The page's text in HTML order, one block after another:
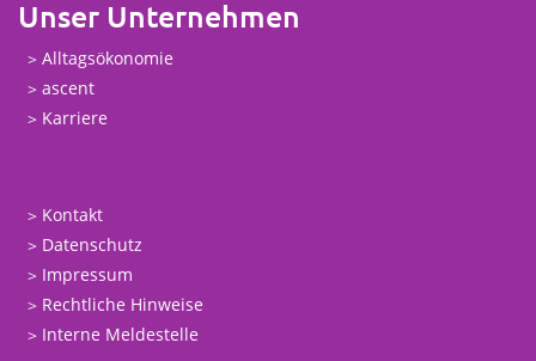
Unser Unternehmen
Alltagsökonomie
ascent
Karriere
Kontakt
Datenschutz
Impressum
Rechtliche Hinweise
Interne Meldestelle